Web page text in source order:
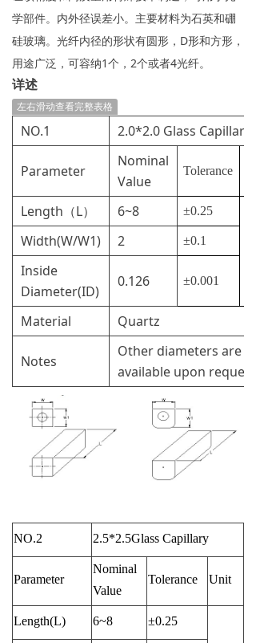
学部件。内外径误差小。主要材料为石英和硼
硅玻璃。光纤内径的形状有圆形，D形和方形，
用途广泛，可容纳1个，2个或者4光纤。
详述
左右滑动查看完整表格
NO.1 2.0*2.0 Glass Capillary
Parameter
Nominal
Value
Tolerance
Length（L） 6~8 ±0.25
Width(W/W1) 2 ±0.1
Inside
Diameter(ID)
0.126 ±0.001
Material Quartz
Notes
Other diameters are
available upon request
NO.2 2.5*2.5Glass Capillary
Parameter
Nominal
Value
Tolerance Unit
Length(L) 6~8 ±0.25